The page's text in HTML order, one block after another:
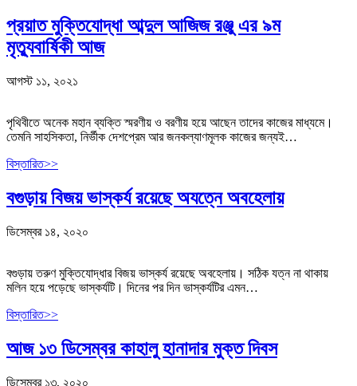
প্রয়াত মুক্তিযোদ্ধা আব্দুল আজিজ রঞ্জু এর ৯ম
মৃত্যুবার্ষিকী আজ
আগস্ট ১১, ২০২১
পৃথিবীতে অনেক মহান ব্যক্তি স্মরণীয় ও বরণীয় হয়ে আছেন তাদের কাজের মাধ্যমে।
তেমনি সাহসিকতা, নির্ভীক দেশপ্রেম আর জনকল্যাণমূলক কাজের জন্যই…
বিস্তারিত>>
বগুড়ায় বিজয় ভাস্কর্য রয়েছে অযত্নে অবহেলায়
ডিসেম্বর ১৪, ২০২০
বগুড়ায় তরুণ মুক্তিযোদ্ধার বিজয় ভাস্কর্য রয়েছে অবহেলায়। সঠিক যত্ন না থাকায়
মলিন হয়ে পড়েছে ভাস্কর্যটি। দিনের পর দিন ভাস্কর্যটির এমন…
বিস্তারিত>>
আজ ১৩ ডিসেম্বর কাহালু হানাদার মুক্ত দিবস
ডিসেম্বর ১৩, ২০২০